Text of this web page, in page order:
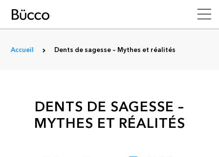
Accueil Dents de sagesse – Mythes et réalités
DENTS DE SAGESSE –
MYTHES ET RÉALITÉS